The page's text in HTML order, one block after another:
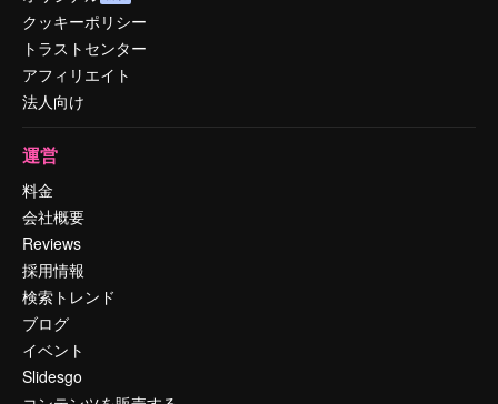
クッキーポリシー
トラストセンター
アフィリエイト
法人向け
運営
料金
会社概要
Reviews
採用情報
検索トレンド
ブログ
イベント
Slidesgo